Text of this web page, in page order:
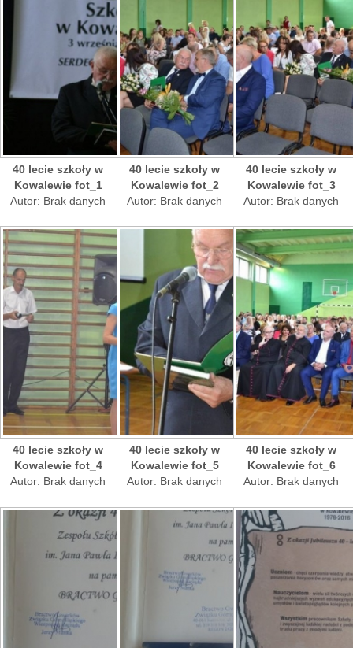
40 lecie szkoły w
Kowalewie fot_1
Autor: Brak danych
40 lecie szkoły w
Kowalewie fot_2
Autor: Brak danych
40 lecie szkoły w
Kowalewie fot_3
Autor: Brak danych
40 lecie szkoły w
Kowalewie fot_4
Autor: Brak danych
40 lecie szkoły w
Kowalewie fot_5
Autor: Brak danych
40 lecie szkoły w
Kowalewie fot_6
Autor: Brak danych